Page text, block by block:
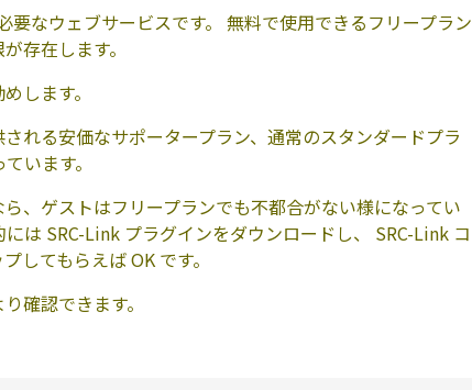
なウェブサービスです。 無料で使用できるフリープラン
存在します。
します。
れる安価なサポータープラン、通常のスタンダードプラ
います。
、ゲストはフリープランでも不都合がない様になってい
は SRC-Link プラグインをダウンロードし、 SRC-Link コ
してもらえば OK です。
確認できます。